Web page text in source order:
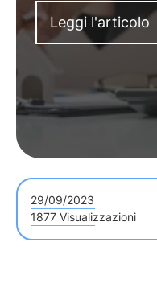
possibilità ma una
farla propria per
l’economia.
Leggi l'articolo
29/09/2023
1877 Visualizzazioni